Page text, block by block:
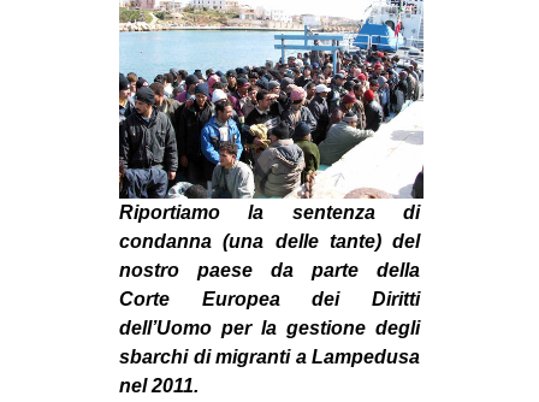
MOVIMENTI
AMBIENTE
ANTIFASCISMO
DIRITTO ALL’ABITARE
GENERI
MIGRAZIONI
PRECARIATO
REPRESSIONE
STUDENTI
Riportiamo la sentenza di
condanna (una delle tante) del
nostro paese da parte della
Corte Europea dei Diritti
dell’Uomo per la gestione degli
sbarchi di migranti a Lampedusa
nel 2011.